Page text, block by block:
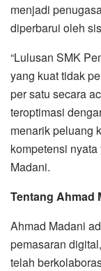
menjadi
diperbarui oleh
“Lulusan SMK
yang kuat tidak
per satu secara
teroptimasi
menarik peluang
kompetensi
Madani.
Tentang Ahmad
Ahmad Madani
pemasaran
telah